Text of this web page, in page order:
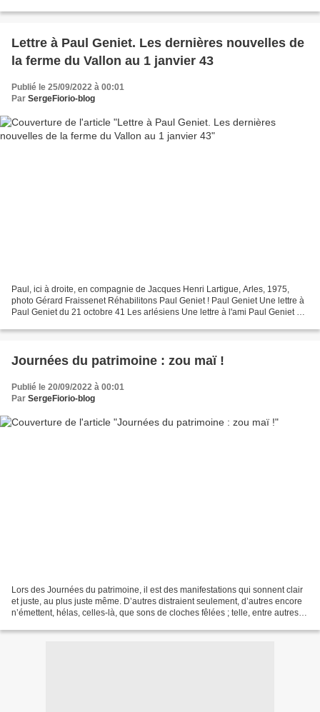
Lettre à Paul Geniet. Les dernières nouvelles de
la ferme du Vallon au 1 janvier 43
Publié le 25/09/2022 à 00:01
Par SergeFiorio-blog
Paul, ici à droite, en compagnie de Jacques Henri Lartigue, Arles, 1975,
photo Gérard Fraissenet Réhabilitons Paul Geniet ! Paul Geniet Une lettre à
Paul Geniet du 21 octobre 41 Les arlésiens Une lettre à l'ami Paul Geniet du
Journées du patrimoine : zou maï !
Publié le 20/09/2022 à 00:01
Par SergeFiorio-blog
Lors des Journées du patrimoine, il est des manifestations qui sonnent clair
et juste, au plus juste même. D’autres distraient seulement, d’autres encore
n’émettent, hélas, celles-là, que sons de cloches fêlées ; telle, entre autres et